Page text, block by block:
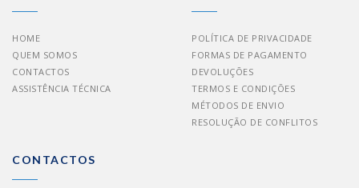
HOME
QUEM SOMOS
CONTACTOS
ASSISTÊNCIA TÉCNICA
POLÍTICA DE PRIVACIDADE
FORMAS DE PAGAMENTO
DEVOLUÇÕES
TERMOS E CONDIÇÕES
MÉTODOS DE ENVIO
RESOLUÇÃO DE CONFLITOS
CONTACTOS